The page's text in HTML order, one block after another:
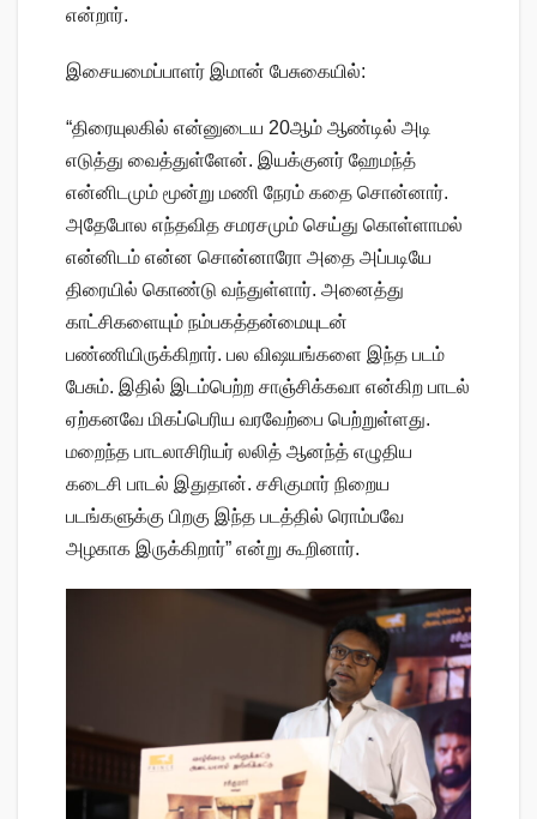
என்றார்.
இசையமைப்பாளர் இமான் பேசுகையில்:
“திரையுலகில் என்னுடைய 20ஆம் ஆண்டில் அடி
எடுத்து வைத்துள்ளேன். இயக்குனர் ஹேமந்த்
என்னிடமும் மூன்று மணி நேரம் கதை சொன்னார்.
அதேபோல எந்தவித சமரசமும் செய்து கொள்ளாமல்
என்னிடம் என்ன சொன்னாரோ அதை அப்படியே
திரையில் கொண்டு வந்துள்ளார். அனைத்து
காட்சிகளையும் நம்பகத்தன்மையுடன்
பண்ணியிருக்கிறார். பல விஷயங்களை இந்த படம்
பேசும். இதில் இடம்பெற்ற சாஞ்சிக்கவா என்கிற பாடல்
ஏற்கனவே மிகப்பெரிய வரவேற்பை பெற்றுள்ளது.
மறைந்த பாடலாசிரியர் லலித் ஆனந்த் எழுதிய
கடைசி பாடல் இதுதான். சசிகுமார் நிறைய
படங்களுக்கு பிறகு இந்த படத்தில் ரொம்பவே
அழகாக இருக்கிறார்” என்று கூறினார்.